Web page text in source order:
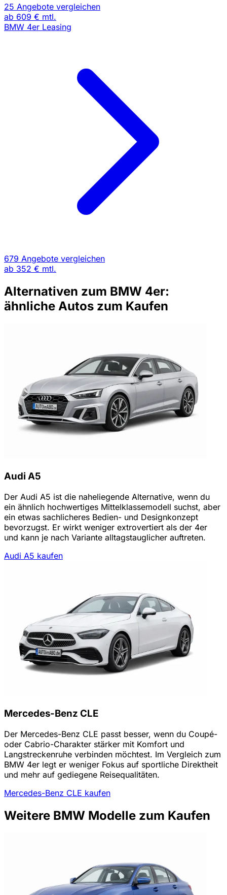
25 Angebote vergleichen
ab 609 € mtl.
BMW 4er Leasing
679 Angebote vergleichen
ab 352 € mtl.
Alternativen zum BMW 4er:
ähnliche Autos zum Kaufen
Audi A5
Der Audi A5 ist die naheliegende Alternative, wenn du
ein ähnlich hochwertiges Mittelklassemodell suchst, aber
ein etwas sachlicheres Bedien- und Designkonzept
bevorzugst. Er wirkt weniger extrovertiert als der 4er
und kann je nach Variante alltagstauglicher auftreten.
Audi A5 kaufen
Mercedes-Benz CLE
Der Mercedes-Benz CLE passt besser, wenn du Coupé-
oder Cabrio-Charakter stärker mit Komfort und
Langstreckenruhe verbinden möchtest. Im Vergleich zum
BMW 4er legt er weniger Fokus auf sportliche Direktheit
und mehr auf gediegene Reisequalitäten.
Mercedes-Benz CLE kaufen
Weitere BMW Modelle zum Kaufen